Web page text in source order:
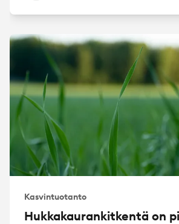
Kasvintuotanto
Hukkakaurankitkentä on